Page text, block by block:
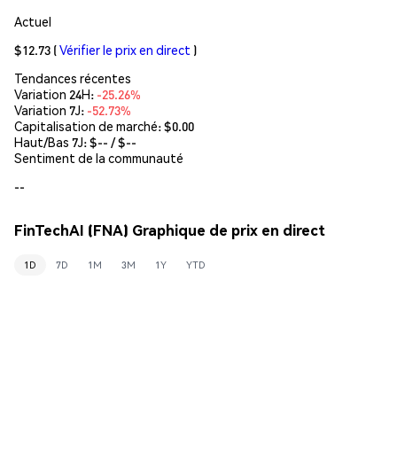
Actuel
$12.73 (Vérifier le prix en direct )
Tendances récentes
Variation 24H: -25.26%
Variation 7J: -52.73%
Capitalisation de marché:$0.00
Haut/Bas 7J: $-- / $--
Sentiment de la communauté
--
FinTechAI (FNA) Graphique de prix en direct
1D 7D 1M 3M 1Y YTD